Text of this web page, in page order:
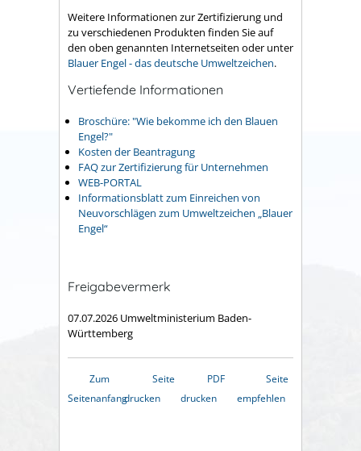
Weitere Informationen zur Zertifizierung und
zu verschiedenen Produkten finden Sie auf
den oben genannten Internetseiten oder unter
Blauer Engel - das deutsche Umweltzeichen.
Vertiefende Informationen
Broschüre: "Wie bekomme ich den Blauen
Engel?"
Kosten der Beantragung
FAQ zur Zertifizierung für Unternehmen
WEB-PORTAL
Informationsblatt zum Einreichen von
Neuvorschlägen zum Umweltzeichen „Blauer
Engel“
Freigabevermerk
07.07.2026 Umweltministerium Baden-
Württemberg
Zum
Seitenanfang
Seite
drucken
PDF
drucken
Seite
empfehlen